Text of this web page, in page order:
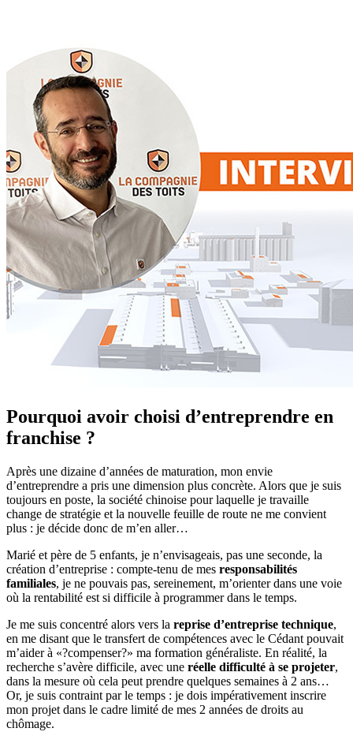
Pourquoi avoir choisi d’entreprendre en
franchise ?
Après une dizaine d’années de maturation, mon envie
d’entreprendre a pris une dimension plus concrète. Alors que je suis
toujours en poste, la société chinoise pour laquelle je travaille
change de stratégie et la nouvelle feuille de route ne me convient
plus : je décide donc de m’en aller…
Marié et père de 5 enfants, je n’envisageais, pas une seconde, la
création d’entreprise : compte-tenu de mes responsabilités
familiales, je ne pouvais pas, sereinement, m’orienter dans une voie
où la rentabilité est si difficile à programmer dans le temps.
Je me suis concentré alors vers la reprise d’entreprise technique,
en me disant que le transfert de compétences avec le Cédant pouvait
m’aider à «?compenser?» ma formation généraliste. En réalité, la
recherche s’avère difficile, avec une réelle difficulté à se projeter,
dans la mesure où cela peut prendre quelques semaines à 2 ans…
Or, je suis contraint par le temps : je dois impérativement inscrire
mon projet dans le cadre limité de mes 2 années de droits au
chômage.